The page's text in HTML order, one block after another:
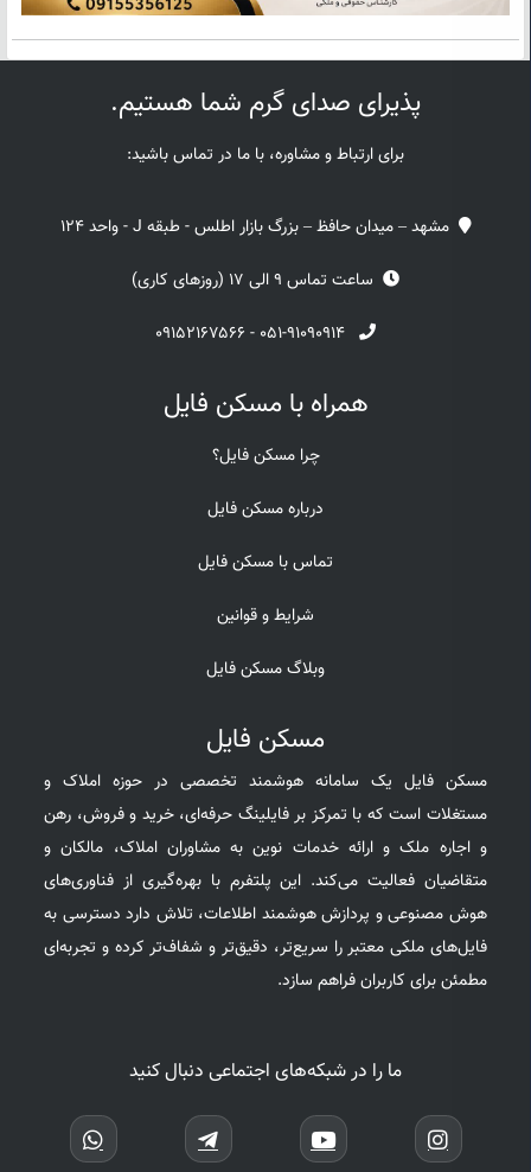
پذیرای صدای گرم شما هستیم.
برای ارتباط و مشاوره، با ما در تماس باشید:
مشهد – میدان حافظ – بزرگ بازار اطلس - طبقه J - واحد 124
ساعت تماس 9 الی 17 (روزهای کاری)
۰۵۱-۹۱۰۹۰۹۱۴ - ۰۹۱۵۲۱۶۷۵۶۶
همراه با مسکن فایل
چرا مسکن فایل؟
درباره مسکن فایل
تماس با مسکن فایل
شرایط و قوانین
وبلاگ مسکن فایل
مسکن فایل
مسکن فایل یک سامانه هوشمند تخصصی در حوزه املاک و
مستغلات است که با تمرکز بر فایلینگ حرفه‌ای، خرید و فروش، رهن
و اجاره ملک و ارائه خدمات نوین به مشاوران املاک، مالکان و
متقاضیان فعالیت می‌کند. این پلتفرم با بهره‌گیری از فناوری‌های
هوش مصنوعی و پردازش هوشمند اطلاعات، تلاش دارد دسترسی به
فایل‌های ملکی معتبر را سریع‌تر، دقیق‌تر و شفاف‌تر کرده و تجربه‌ای
مطمئن برای کاربران فراهم سازد.
ما را در شبکه‌های اجتماعی دنبال کنید